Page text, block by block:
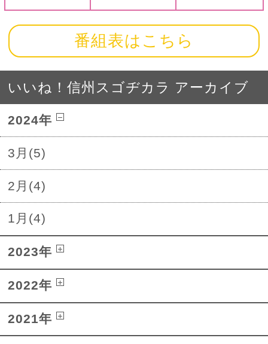
番組表はこちら
いいね！信州スゴヂカラ アーカイブ
2024年
3月(5)
2月(4)
1月(4)
2023年
2022年
2021年